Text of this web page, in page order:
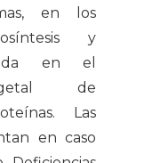
en
los
y
en el
de
. Las
en caso